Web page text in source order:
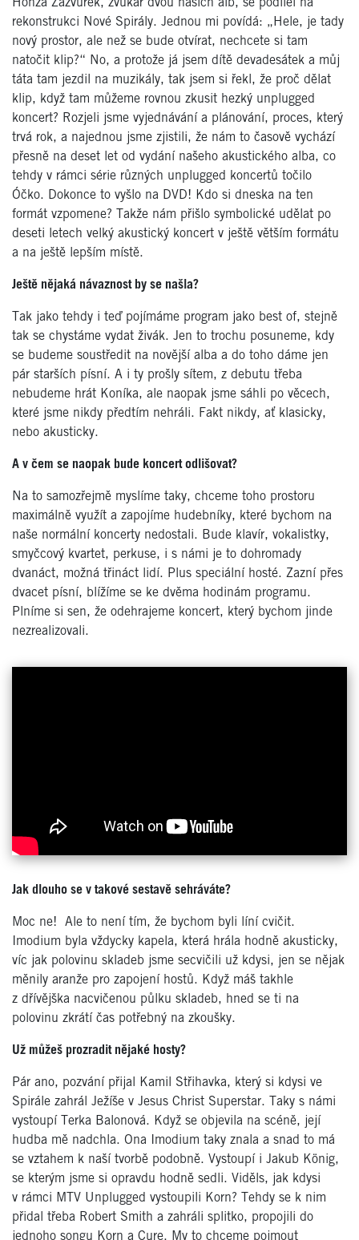
Honza Zázvůrek, zvukař dvou našich alb, se podílel na
rekonstrukci Nové Spirály. Jednou mi povídá: „Hele, je tady
nový prostor, ale než se bude otvírat, nechcete si tam
natočit klip?“ No, a protože já jsem dítě devadesátek a můj
táta tam jezdil na muzikály, tak jsem si řekl, že proč dělat
klip, když tam můžeme rovnou zkusit hezký unplugged
koncert? Rozjeli jsme vyjednávání a plánování, proces, který
trvá rok, a najednou jsme zjistili, že nám to časově vychází
přesně na deset let od vydání našeho akustického alba, co
tehdy v rámci série různých unplugged koncertů točilo
Óčko. Dokonce to vyšlo na DVD! Kdo si dneska na ten
formát vzpomene? Takže nám přišlo symbolické udělat po
deseti letech velký akustický koncert v ještě větším formátu
a na ještě lepším místě.
Ještě nějaká návaznost by se našla?
Tak jako tehdy i teď pojímáme program jako best of, stejně
tak se chystáme vydat živák. Jen to trochu posuneme, kdy
se budeme soustředit na novější alba a do toho dáme jen
pár starších písní. A i ty prošly sítem, z debutu třeba
nebudeme hrát Koníka, ale naopak jsme sáhli po věcech,
které jsme nikdy předtím nehráli. Fakt nikdy, ať klasicky,
nebo akusticky.
A v čem se naopak bude koncert odlišovat?
Na to samozřejmě myslíme taky, chceme toho prostoru
maximálně využít a zapojíme hudebníky, které bychom na
naše normální koncerty nedostali. Bude klavír, vokalistky,
smyčcový kvartet, perkuse, i s námi je to dohromady
dvanáct, možná třináct lidí. Plus speciální hosté. Zazní přes
dvacet písní, blížíme se ke dvěma hodinám programu.
Plníme si sen, že odehrajeme koncert, který bychom jinde
nezrealizovali.
Jak dlouho se v takové sestavě sehráváte?
Moc ne!
Ale to není tím, že bychom byli líní cvičit.
Imodium byla vždycky kapela, která hrála hodně akusticky,
víc jak polovinu skladeb jsme secvičili už kdysi, jen se nějak
měnily aranže pro zapojení hostů. Když máš takhle
z dřívějška nacvičenou půlku skladeb, hned se ti na
polovinu zkrátí čas potřebný na zkoušky.
Už můžeš prozradit nějaké hosty?
Pár ano, pozvání přijal Kamil Střihavka, který si kdysi ve
Spirále zahrál Ježíše v Jesus Christ Superstar. Taky s námi
vystoupí Terka Balonová. Když se objevila na scéně, její
hudba mě nadchla. Ona Imodium taky znala a snad to má
se vztahem k naší tvorbě podobně. Vystoupí i Jakub König,
se kterým jsme si opravdu hodně sedli. Viděls, jak kdysi
v rámci MTV Unplugged vystoupili Korn? Tehdy se k nim
přidal třeba Robert Smith a zahráli splitko, propojili do
jednoho songu Korn a Cure. My to chceme pojmout